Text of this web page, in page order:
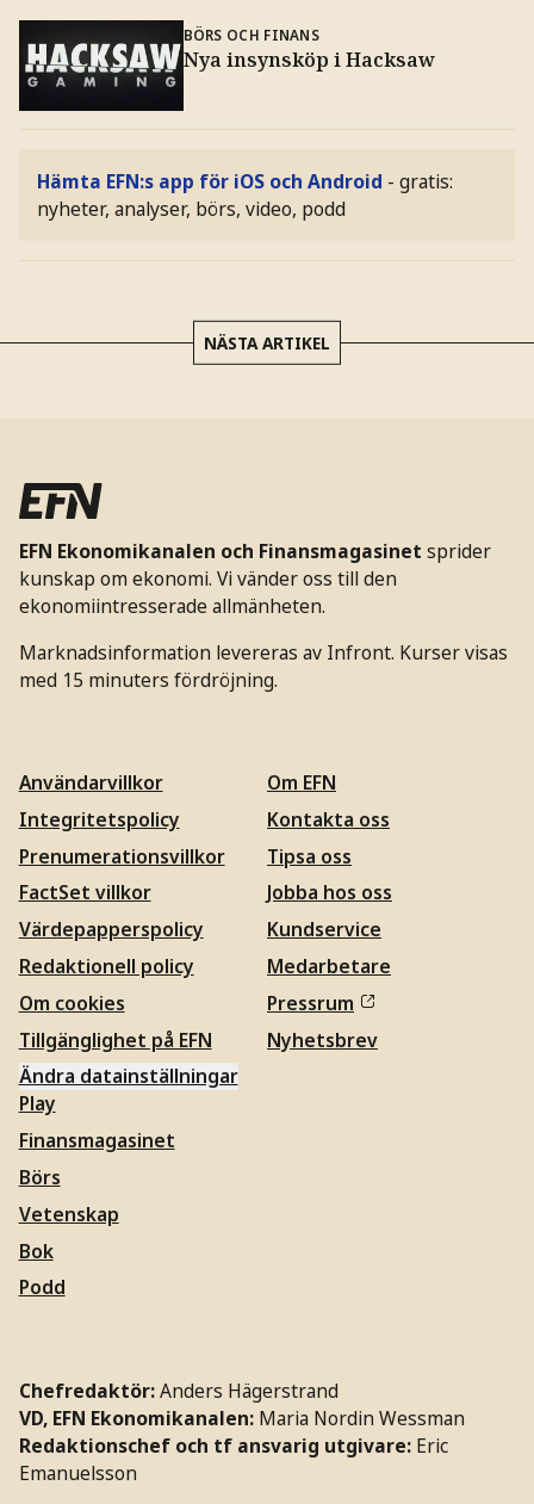
BÖRS OCH FINANS
Nya insynsköp i Hacksaw
Hämta EFN:s app för iOS och Android - gratis:
nyheter, analyser, börs, video, podd
NÄSTA ARTIKEL
EFN Ekonomikanalen och Finansmagasinet sprider
kunskap om ekonomi. Vi vänder oss till den
ekonomiintresserade allmänheten.
Marknadsinformation levereras av Infront. Kurser visas
med 15 minuters fördröjning.
Användarvillkor
Integritetspolicy
Prenumerationsvillkor
FactSet villkor
Värdepapperspolicy
Redaktionell policy
Om cookies
Tillgänglighet på EFN
Ändra datainställningar
Om EFN
Kontakta oss
Tipsa oss
Jobba hos oss
Kundservice
Medarbetare
Pressrum
Nyhetsbrev
Play
Finansmagasinet
Börs
Vetenskap
Bok
Podd
Chefredaktör:Anders Hägerstrand
VD, EFN Ekonomikanalen: Maria Nordin Wessman
Redaktionschef och tf ansvarig utgivare: Eric
Emanuelsson